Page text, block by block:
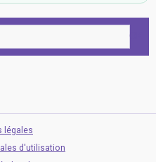
OK
légales
d'utilisation